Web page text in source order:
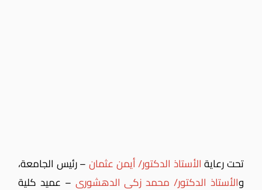
تحت رعايةالأستاذ الدكتور/ أيمن عثمان– رئيس الجامعة،
والأستاذ الدكتور/ محمد زكى الدهشورى – عميد كلية